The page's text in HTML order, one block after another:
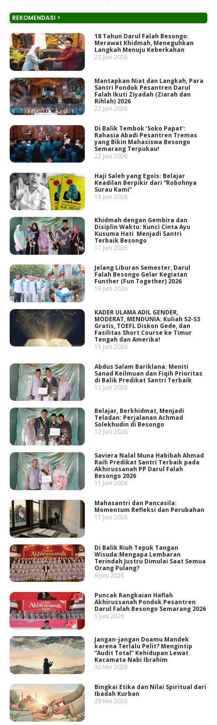
REKOMENDASI >
18 Tahun Darul Falah Besongo:
Merawat Khidmah, Meneguhkan
Langkah Menuju Keberkahan
23 Juni 2026
Mantapkan Niat dan Langkah, Para
Santri Pondok Pesantren Darul
Falah Ikuti Ziyadah (Ziarah dan
Rihlah) 2026
22 Juni 2026
Di Balik Tembok ‘Soko Papat’:
Rahasia Abadi Pesantren Tremas
yang Bikin Mahasiswa Besongo
Semarang Terpukau!
22 Juni 2026
Haji Saleh yang Egois: Belajar
Keadilan Berpikir dari “Robohnya
Surau Kami”
18 Juni 2026
Khidmah dengan Gembira dan
Disiplin Waktu: Kunci Cinta Ayu
Kusuma Hati Menjadi Santri
Terbaik Besongo
17 Juni 2026
Jelang Liburan Semester, Darul
Falah Besongo Gelar Kegiatan
Funther (Fun Together) 2026
16 Juni 2026
KADER ULAMA ADIL GENDER,
MODERAT, MENDUNIA: Kuliah S2-S3
Gratis, TOEFL Diskon Gede, dan
Fasilitas Short Course ke Timur
Tengah dan Amerika!
15 Juni 2026
Abdus Salam Bariklana: Meniti
Sanad Keilmuan dan Fiqih Prioritas
di Balik Predikat Santri Terbaik
12 Juni 2026
Belajar, Berkhidmat, Menjadi
Teladan: Perjalanan Achmad
Solekhudin di Besongo
12 Juni 2026
Saviera Nalal Muna Habibah Ahmad
Raih Predikat Santri Terbaik pada
Akhirussanah PP Darul Falah
Besongo 2026
11 Juni 2026
Mahasantri dan Pancasila:
Momentum Refleksi dan Perubahan
11 Juni 2026
Di Balik Riuh Tepuk Tangan
Wisuda:Mengapa Lembaran
Terindah Justru Dimulai Saat Semua
Orang Pulang?
6 Juni 2026
Puncak Rangkaian Haflah
Akhirussanah Pondok Pesantren
Darul Falah Besongo Semarang 2026
5 Juni 2026
Jangan-jangan Doamu Mandek
karena Terlalu Pelit? Mengintip
“Audit Total” Kehidupan Lewat
Kacamata Nabi Ibrahim
30 Mei 2026
Bingkai Etika dan Nilai Spiritual dari
Ibadah Kurban
29 Mei 2026